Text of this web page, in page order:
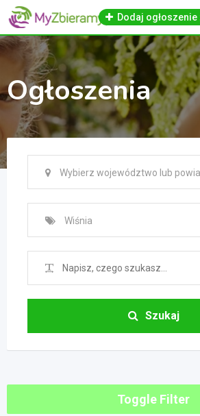
Skip
content
Dodaj
Ogłoszenia
Wybierz województwo lub
Wiśnia
Szukaj
Toggle Filter